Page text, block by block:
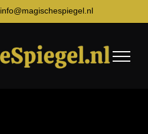
info@magischespiegel.nl